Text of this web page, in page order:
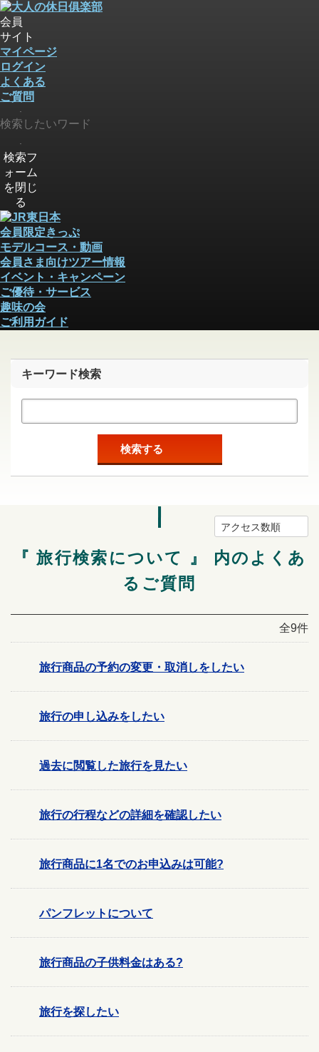
会員
サイト
マイページ
ログイン
よくある
ご質問
検索フ
ォーム
を閉じ
る
会員限定きっぷ
モデルコース・動画
会員さま向けツアー情報
イベント・キャンペーン
ご優待・サービス
趣味の会
ご利用ガイド
キーワード検索
検索する
アクセス数順
『 旅行検索について 』 内のよくあ
るご質問
全9件
旅行商品の予約の変更・取消しをしたい
旅行の申し込みをしたい
過去に閲覧した旅行を見たい
旅行の行程などの詳細を確認したい
旅行商品に1名でのお申込みは可能?
パンフレットについて
旅行商品の子供料金はある?
旅行を探したい